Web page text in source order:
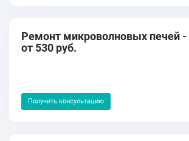
Ремонт микроволновых печей -
от 530 руб.
Получить консультацию